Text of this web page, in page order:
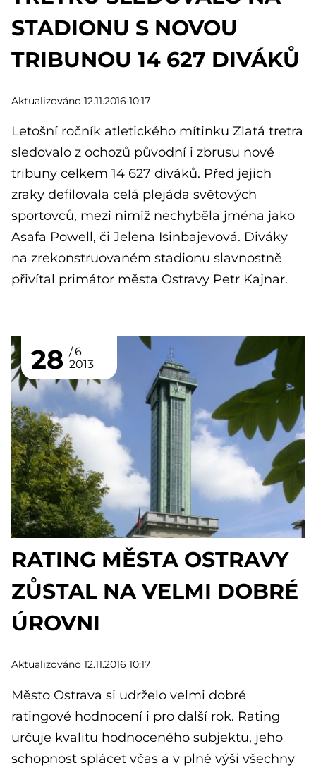
STADIONU S NOVOU
TRIBUNOU 14 627 DIVÁKŮ
Aktualizováno 12.11.2016 10:17
Letošní ročník atletického mítinku Zlatá tretra
sledovalo z ochozů původní i zbrusu nové
tribuny celkem 14 627 diváků. Před jejich
zraky defilovala celá plejáda světových
sportovců, mezi nimiž nechyběla jména jako
Asafa Powell, či Jelena Isinbajevová. Diváky
na zrekonstruovaném stadionu slavnostně
přivítal primátor města Ostravy Petr Kajnar.
28
6
2013
RATING MĚSTA OSTRAVY
ZŮSTAL NA VELMI DOBRÉ
ÚROVNI
Aktualizováno 12.11.2016 10:17
Město Ostrava si udrželo velmi dobré
ratingové hodnocení i pro další rok. Rating
určuje kvalitu hodnoceného subjektu, jeho
schopnost splácet včas a v plné výši všechny